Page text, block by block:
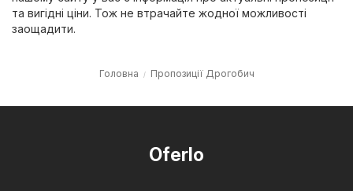
та вигідні ціни. Тож не втрачайте жодної можливості
заощадити.
Головна Пропозиції Дрогобич
Oferlo